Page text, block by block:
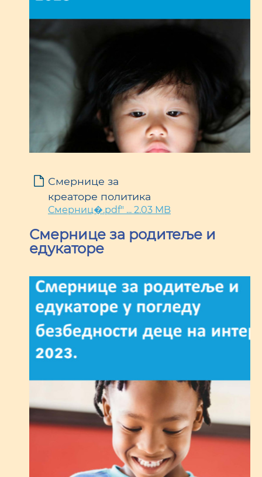
Смернице за
креаторе политика
Смерниц�.pdf" ... 2.03 MB
Смернице за родитеље и
едукаторе